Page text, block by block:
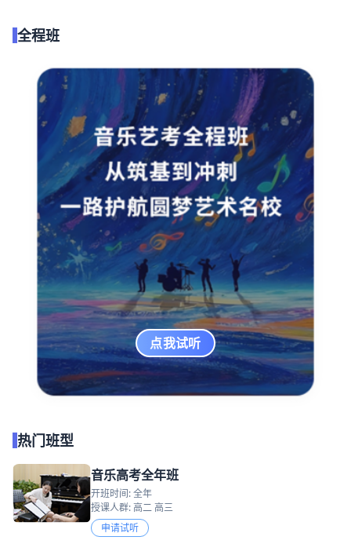
全程班
点我试听
热门班型
音乐高考全年班
开班时间: 全年
授课人群: 高二 高三
申请试听